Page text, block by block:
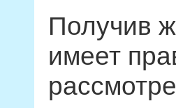
Получив
имеет